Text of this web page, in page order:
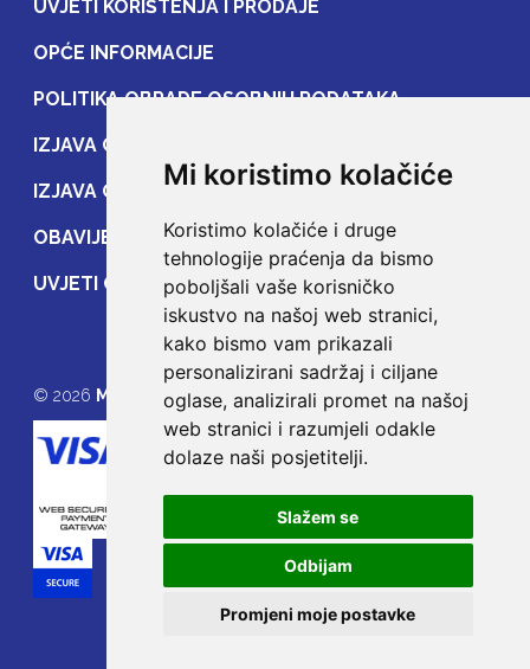
Mi koristimo kolačiće
Koristimo kolačiće i druge
tehnologije praćenja da bismo
poboljšali vaše korisničko
iskustvo na našoj web stranici,
kako bismo vam prikazali
personalizirani sadržaj i ciljane
oglase, analizirali promet na našoj
web stranici i razumjeli odakle
dolaze naši posjetitelji.
Slažem se
Odbijam
Promjeni moje postavke
UVJETI KORIŠTENJA I PRODAJE
OPĆE INFORMACIJE
POLITIKA OBRADE OSOBNIH PODATAKA
IZJAVA O ZAŠTITI OSOBNIH PODATAKA
IZJAVA O ZAŠTITI PRIJENOSA PODATAKA
OBAVIJEST POTROŠAČIMA
UVJETI OSIGURANJA
© 2026 MOJE OSIGURANJE